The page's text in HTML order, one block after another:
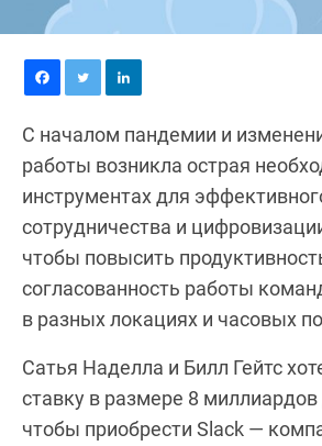
С началом пандемии и
работы возникла острая
инструментах для
сотрудничества и
чтобы повысить
согласованность работы
в разных локациях и часовых
Сатья Наделла и Билл Гейтс
ставку в размере 8
чтобы приобрести Slack —